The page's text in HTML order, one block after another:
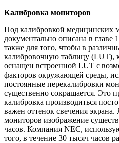
Калибровка мониторов
Под калибровкой медицинских
документально описана в
также для того, чтобы в
калибровочную таблицу (LUT),
оснащен встроенной LUT с
факторов окружающей среды,
постоянные перекалибровки
существенно сокращается. Это
калибровка производиться
важен оттенок свечения
мониторов изображение
часов. Компания NEC,
того, в течение 30 тысяч часов